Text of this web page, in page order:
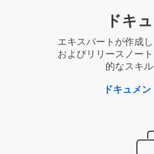
ドキ
エキスパートが作成
およびリリースノー
的なスキ
ドキュメ